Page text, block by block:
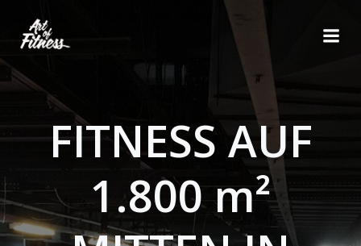
FITNESS AUF
1.800 m²